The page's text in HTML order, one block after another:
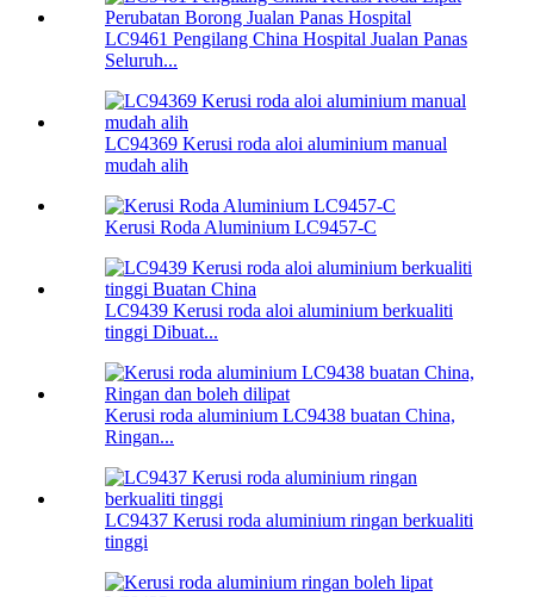
LC9461 Pengilang China Hospital Jualan Panas
Seluruh...
LC94369 Kerusi roda aloi aluminium manual
mudah alih
Kerusi Roda Aluminium LC9457-C
LC9439 Kerusi roda aloi aluminium berkualiti
tinggi Dibuat...
Kerusi roda aluminium LC9438 buatan China,
Ringan...
LC9437 Kerusi roda aluminium ringan berkualiti
tinggi